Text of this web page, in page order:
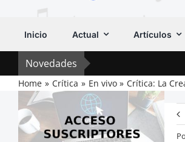
Inicio Actual Artículos
Novedades
Home Crítica En vivo Crítica: La